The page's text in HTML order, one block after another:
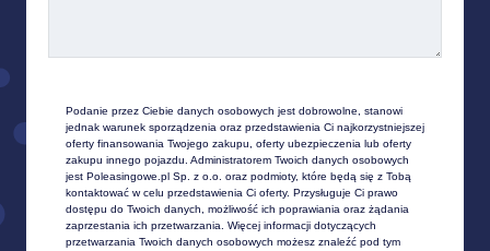
Podanie przez Ciebie danych osobowych jest dobrowolne, stanowi
jednak warunek sporządzenia oraz przedstawienia Ci najkorzystniejszej
oferty finansowania Twojego zakupu, oferty ubezpieczenia lub oferty
zakupu innego pojazdu. Administratorem Twoich danych osobowych
jest Poleasingowe.pl Sp. z o.o. oraz podmioty, które będą się z Tobą
kontaktować w celu przedstawienia Ci oferty. Przysługuje Ci prawo
dostępu do Twoich danych, możliwość ich poprawiania oraz żądania
zaprzestania ich przetwarzania. Więcej informacji dotyczących
przetwarzania Twoich danych osobowych możesz znaleźć pod tym